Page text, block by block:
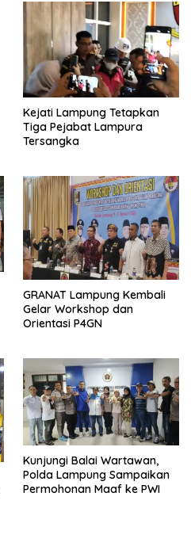
Kejati Lampung Tetapkan
Tiga Pejabat Lampura
Tersangka
GRANAT Lampung Kembali
Gelar Workshop dan
Orientasi P4GN
Kunjungi Balai Wartawan,
Polda Lampung Sampaikan
Permohonan Maaf ke PWI